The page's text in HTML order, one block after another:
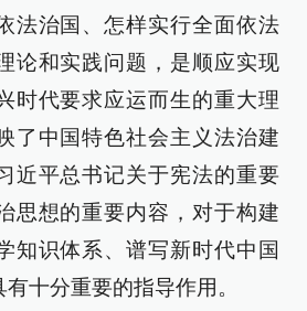
法治国、怎样实行全面依法
论和实践问题，是顺应实现
时代要求应运而生的重大理
了中国特色社会主义法治建
近平总书记关于宪法的重要
思想的重要内容，对于构建
知识体系、谱写新时代中国
十分重要的指导作用。